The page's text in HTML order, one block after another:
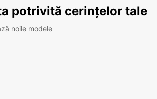
potrivită cerințelor tale
noile modele